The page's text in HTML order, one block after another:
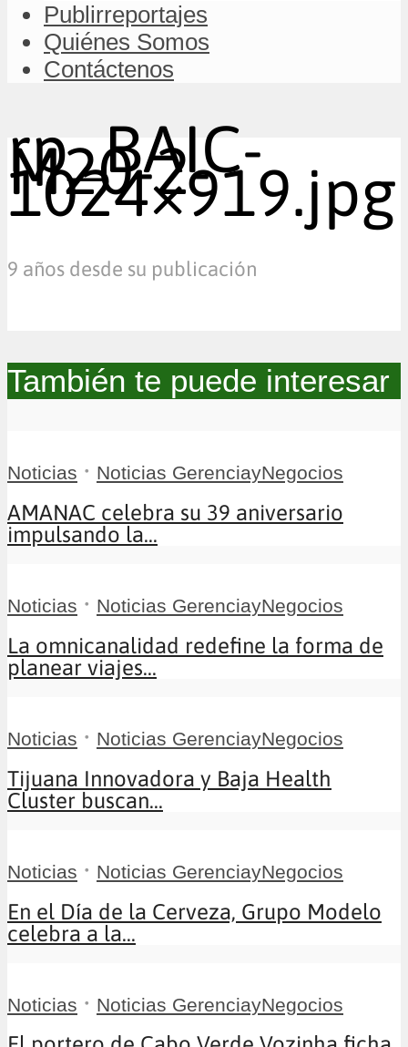
Publirreportajes
Quiénes Somos
Contáctenos
rp_BAIC-
M20-2-
1024×919.jpg
9 años desde su publicación
También te puede interesar
Noticias • Noticias GerenciayNegocios
AMANAC celebra su 39 aniversario
impulsando la...
Noticias • Noticias GerenciayNegocios
La omnicanalidad redefine la forma de
planear viajes...
Noticias • Noticias GerenciayNegocios
Tijuana Innovadora y Baja Health
Cluster buscan...
Noticias • Noticias GerenciayNegocios
En el Día de la Cerveza, Grupo Modelo
celebra a la...
Noticias • Noticias GerenciayNegocios